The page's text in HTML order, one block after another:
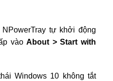
tự khởi động
vàoAbout > Start with
Windows 10 không tắt